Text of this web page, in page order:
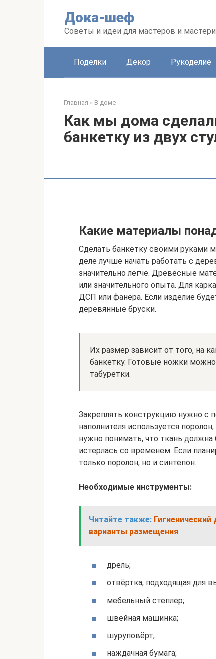
Дока-шеф
Советы и идеи для мастеров и
Поделки Декор Рукоделие
Главная » В доме
Как мы дома
банкетку из двух
Какие материалы
Сделать банкетку своими руками
деле лучше начать работать с
значительно легче. Древесные
или значительного опыта. Для
ДСП или фанера. Если изделие
деревянные бруски.
Их размер зависит от того, на
банкетку. Готовые ножки можно
табуретки.
Закреплять конструкцию нужно с
наполнителя используется
нужно понимать, что ткань
истерлась со временем. Если
только поролон, но и синтепон.
Необходимые инструменты:
Читайте также:
варианты размещения
дрель;
отвёртка, подходящая для
мебельный степлер;
швейная машинка;
шуруповёрт;
наждачная бумага;